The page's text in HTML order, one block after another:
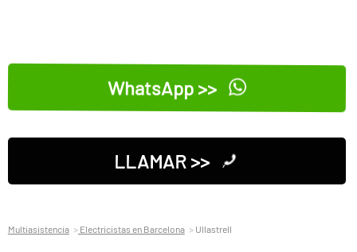
WhatsApp >>
LLAMAR >>
Multiasistencia Electricistas en Barcelona Ullastrell